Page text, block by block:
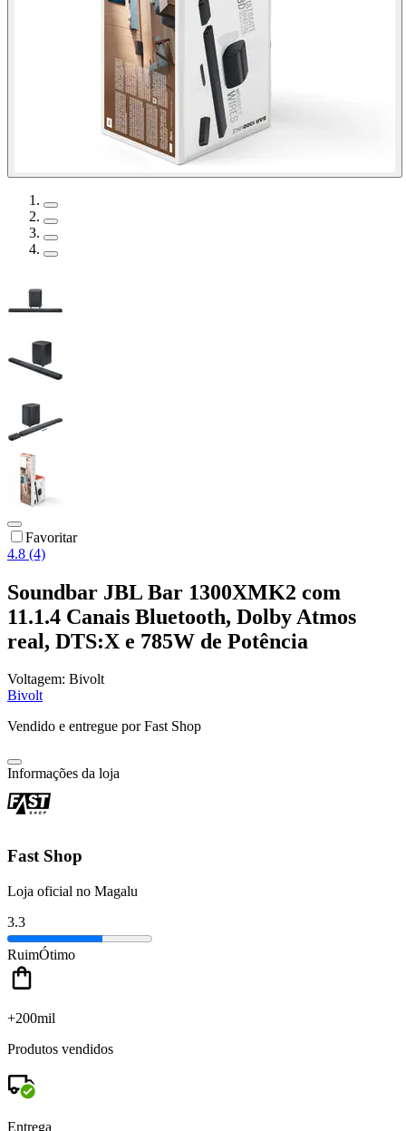
Favoritar
4.8 (4)
Soundbar JBL Bar 1300XMK2 com
11.1.4 Canais Bluetooth, Dolby Atmos
real, DTS:X e 785W de Potência
Voltagem: Bivolt
Bivolt
Vendido e entregue por Fast Shop
Informações da loja
Fast Shop
Loja oficial no Magalu
3.3
RuimÓtimo
+200mil
Produtos vendidos
Entrega